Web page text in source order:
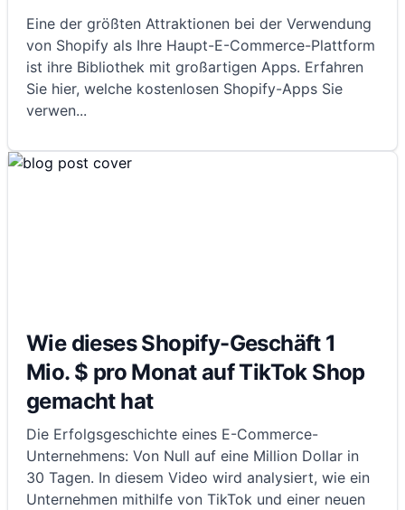
Eine der größten Attraktionen bei der Verwendung
von Shopify als Ihre Haupt-E-Commerce-Plattform
ist ihre Bibliothek mit großartigen Apps. Erfahren
Sie hier, welche kostenlosen Shopify-Apps Sie
verwen...
Wie dieses Shopify-Geschäft 1
Mio. $ pro Monat auf TikTok Shop
gemacht hat
Die Erfolgsgeschichte eines E-Commerce-
Unternehmens: Von Null auf eine Million Dollar in
30 Tagen. In diesem Video wird analysiert, wie ein
Unternehmen mithilfe von TikTok und einer neuen